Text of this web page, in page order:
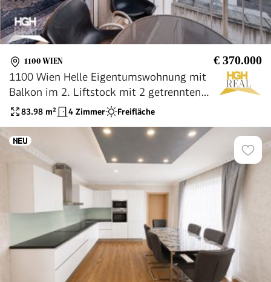
1100 WIEN € 370.000
1100 Wien Helle Eigentumswohnung mit
Balkon im 2. Liftstock mit 2 getrennten
Wohneinheiten Nähe U1
83.98 m² 4 Zimmer Freifläche